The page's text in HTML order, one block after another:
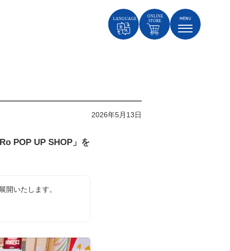
2026年5月13日
POP UP SHOP」を
開いたします。